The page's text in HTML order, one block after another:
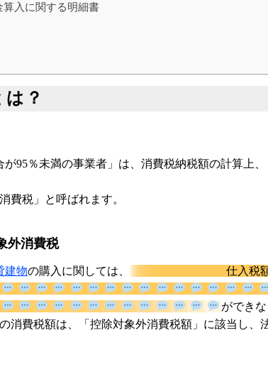
算入に関する明細書
？
が95％未満の事業者」は、消費税納税額の計算上、
費税」と呼ばれます。
外消費税
建物の購入に関しては、 仕入税
仕入等の消費税額は、「控除対象外消費税額」に